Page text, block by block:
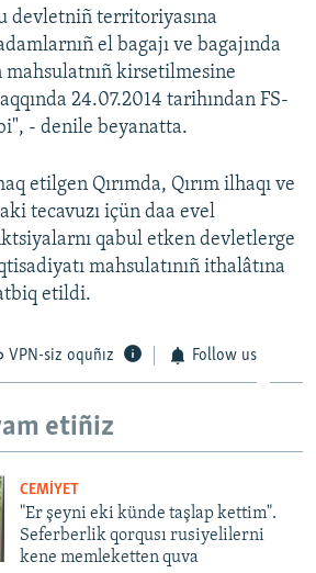
devletniñ territoriyasına
el bagajı ve bagajında
kirsetilmesine
24.07.2014 tarihından FS-
- denile beyanatta.
etilgen Qırımda, Qırım ilhaqı ve
tecavuzı içün daa evel
qabul etken devletlerge
mahsulatınıñ ithalâtına
etildi.
VPN-siz oquñız Follow us
etiñiz
CEMİYET
"Er şeyni eki künde taşlap kettim".
Seferberlik qorqusı rusiyelilerni
kene memleketten quva